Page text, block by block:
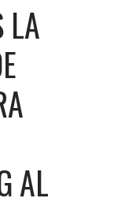
LA
AL